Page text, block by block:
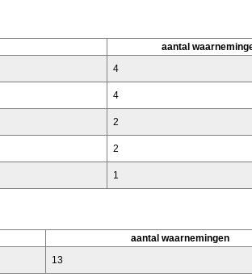
aantal
4
4
2
2
1
aantal waarnemingen
13